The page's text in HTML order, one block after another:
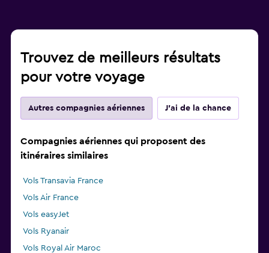
Trouvez de meilleurs résultats
pour votre voyage
Autres compagnies aériennes J'ai de la chance
Compagnies aériennes qui proposent des
itinéraires similaires
Vols Transavia France
Vols Air France
Vols easyJet
Vols Ryanair
Vols Royal Air Maroc